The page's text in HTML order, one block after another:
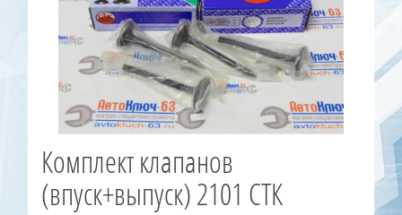
Комплект клапанов
(впуск+выпуск) 2101 СТК